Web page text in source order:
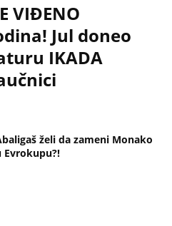
VIĐENO
Jul doneo
IKADA
želi da zameni Monako
Evrokupu?!